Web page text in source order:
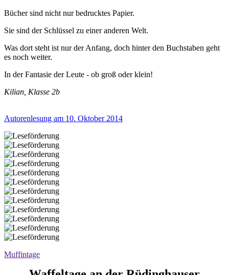
Bücher sind nicht nur bedrucktes Papier.
Sie sind der Schlüssel zu einer anderen Welt.
Was dort steht ist nur der Anfang, doch hinter den Buchstaben geht
es noch weiter.
In der Fantasie der Leute - ob groß oder klein!
Kilian, Klasse 2b
Autorenlesung am 10. Oktober 2014
Muffintage